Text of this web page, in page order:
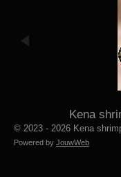
Kena
© 2023 - 2026 Kena
Powered by JouwWeb